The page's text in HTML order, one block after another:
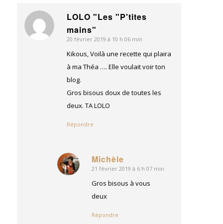
LOLO "Les "P'tites
mains"
dit
:
20 février 2019 à 10 h 06 min
Kikous, Voilà une recette qui plaira
à ma Théa …. Elle voulait voir ton
blog.
Gros bisous doux de toutes les
deux. TA LOLO
Répondre
Michèle
dit
21 février 2019 à 6 h 07 min
Gros bisous à vous
deux
Répondre